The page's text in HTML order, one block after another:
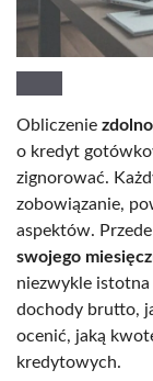
Obliczenie
o kredyt
zignorować.
zobowiązanie,
aspektów.
swojego
niezwykle
dochody brutto,
ocenić, jaką
kredytowych.